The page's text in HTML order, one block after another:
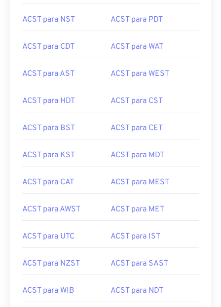
ACST para NST ACST para PDT
ACST para CDT ACST para WAT
ACST para AST ACST para WEST
ACST para HDT ACST para CST
ACST para BST ACST para CET
ACST para KST ACST para MDT
ACST para CAT ACST para MEST
ACST para AWST ACST para MET
ACST para UTC ACST para IST
ACST para NZST ACST para SAST
ACST para WIB ACST para NDT